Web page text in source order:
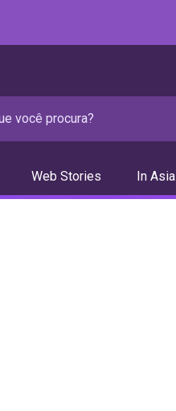
Web Stories In Asia